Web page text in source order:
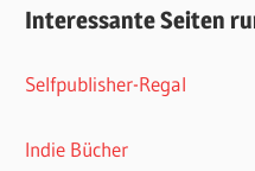
Interessante Seiten
Selfpublisher-Regal
Indie Bücher